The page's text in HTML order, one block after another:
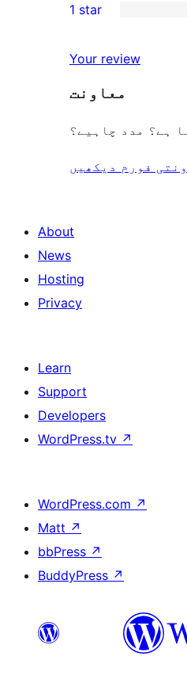
reviews
star
2-
reviews
star
reviews
1 star
Your review
معاونت
ہے؟ مدد چاہیے؟
فورم دیکھیں
About
News
Hosting
Privacy
Learn
Support
Developers
WordPress.tv ↗
WordPress.com ↗
Matt ↗
bbPress ↗
BuddyPress ↗